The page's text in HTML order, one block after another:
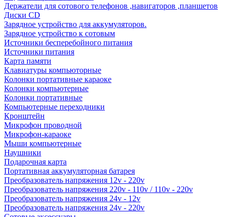
Держатели для сотового телефонов ,навигаторов ,планшетов
Диски CD
Зарядное устройство для аккумуляторов.
Зарядное устройство к сотовым
Источники бесперебойного питания
Источники питания
Карта памяти
Клавиатуры компьюторные
Колонки портативные караоке
Колонки компьютерные
Колонки портативные
Компьютерные переходники
Кронштейн
Микрофон проводной
Микрофон-караоке
Мыши компьютерные
Наушники
Подарочная карта
Портативная аккумуляторная батарея
Преобразователь напряжения 12v - 220v
Преобразователь напряжения 220v - 110v / 110v - 220v
Преобразователь напряжения 24v - 12v
Преобразователь напряжения 24v - 220v